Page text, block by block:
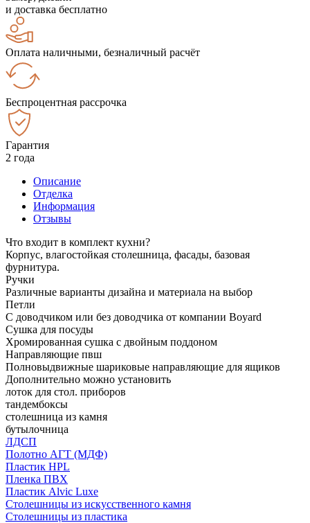
и доставка бесплатно
Оплата наличными, безналичный расчёт
Беспроцентная рассрочка
Гарантия
2 года
Описание
Отделка
Информация
Отзывы
Что входит в комплект кухни?
Корпус, влагостойкая столешница, фасады, базовая
фурнитура.
Ручки
Различные варианты дизайна и материала на выбор
Петли
С доводчиком или без доводчика от компании Boyard
Сушка для посуды
Хромированная сушка с двойным поддоном
Направляющие пвш
Полновыдвижные шариковые направляющие для ящиков
Дополнительно можно установить
лоток для стол. приборов
тандембоксы
столешница из камня
бутылочница
ЛДСП
Полотно АГТ (МДФ)
Пластик HPL
Пленка ПВХ
Пластик Alvic Luxe
Столешницы из искусственного камня
Столешницы из пластика